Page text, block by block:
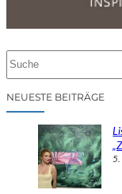
NEUESTE BEITRÄGE
5.